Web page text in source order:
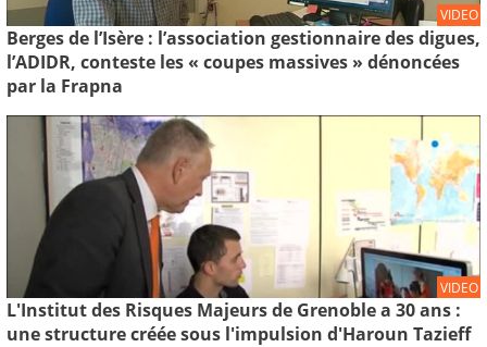
VIDEO
Berges de l’Isère : l’association gestionnaire des digues,
l’ADIDR, conteste les « coupes massives » dénoncées
par la Frapna
VIDEO
L'Institut des Risques Majeurs de Grenoble a 30 ans :
une structure créée sous l'impulsion d'Haroun Tazieff